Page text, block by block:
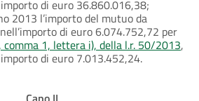
di euro 36.860.016,38;
2013 l’importo del mutuo da
di euro 6.074.752,72 per
1, lettera i), della l.r. 50/2013,
di euro 7.013.452,24.